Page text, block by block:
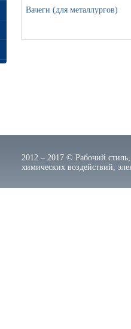
Вачеги (для металлургов)
2012 – 2017 © Рабочий
химических воздействий,